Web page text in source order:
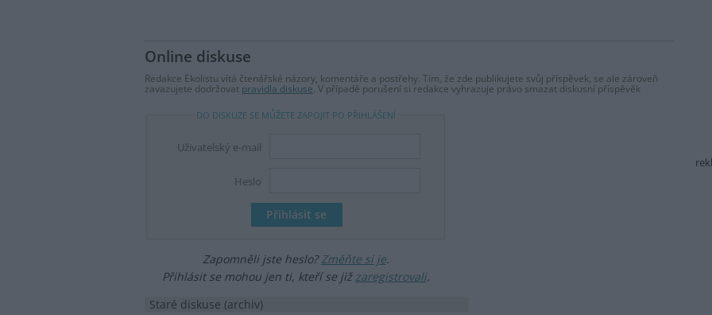
Online diskuse
Redakce Ekolistu vítá čtenářské názory, komentáře a postřehy. Tím, že zde publikujete svůj příspěvek, se ale zároveň
zavazujete dodržovat pravidla diskuse . V případě porušení si redakce vyhrazuje právo smazat diskusní příspěvěk
DO DISKUZE SE MŮŽETE ZAPOJIT PO PŘIHLÁŠENÍ
Uživatelský e-mail
Heslo
Zapomněli jste heslo?Změňte si je.
Přihlásit se mohou jen ti, kteří se již zaregistrovali.
Staré diskuse (archiv)